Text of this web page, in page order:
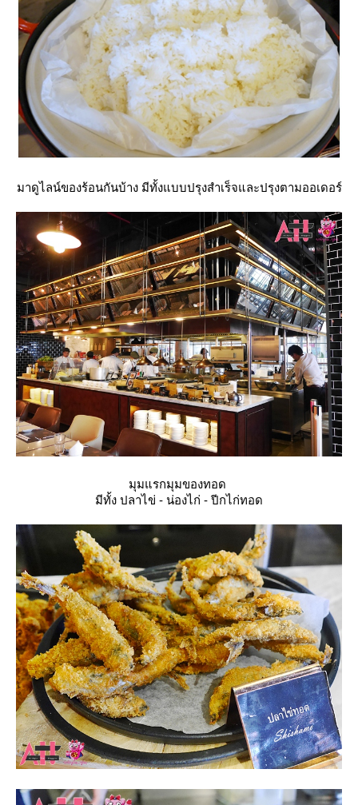
มาดูไลน์ของร้อนกันบ้าง มีทั้งแบบปรุงสำเร็จและปรุงตามออเดอร์
มุมแรกมุมของทอด
มีทั้ง ปลาไข่ - น่องไก่ - ปีกไก่ทอด